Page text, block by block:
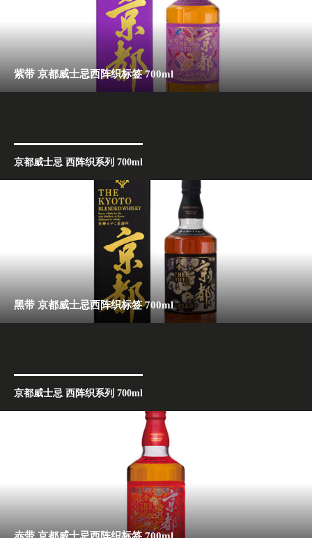
紫带 京都威士忌西阵织标签 700ml
京都威士忌 西阵织系列 700ml
黑带 京都威士忌西阵织标签 700ml
京都威士忌 西阵织系列 700ml